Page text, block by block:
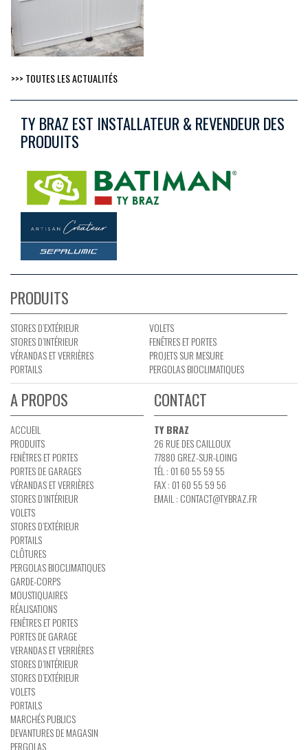
>>> TOUTES LES ACTUALITÉS
TY BRAZ EST INSTALLATEUR & REVENDEUR DES
PRODUITS
PRODUITS
STORES D’EXTÉRIEUR
STORES D’INTÉRIEUR
VÉRANDAS ET VERRIÈRES
PORTAILS
VOLETS
FENÊTRES ET PORTES
PROJETS SUR MESURE
PERGOLAS BIOCLIMATIQUES
A PROPOS
ACCUEIL
PRODUITS
FENÊTRES ET PORTES
PORTES DE GARAGES
VÉRANDAS ET VERRIÈRES
STORES D’INTÉRIEUR
VOLETS
STORES D’EXTÉRIEUR
PORTAILS
CLÔTURES
PERGOLAS BIOCLIMATIQUES
GARDE-CORPS
MOUSTIQUAIRES
RÉALISATIONS
FENÊTRES ET PORTES
PORTES DE GARAGE
VERANDAS ET VERRIÈRES
STORES D’INTÉRIEUR
STORES D’EXTÉRIEUR
VOLETS
PORTAILS
MARCHÉS PUBLICS
DEVANTURES DE MAGASIN
PERGOLAS
CONTACT
TY BRAZ
26 RUE DES CAILLOUX
77880 GREZ-SUR-LOING
TÉL : 01 60 55 59 55
FAX : 01 60 55 59 56
EMAIL : CONTACT@TYBRAZ.FR